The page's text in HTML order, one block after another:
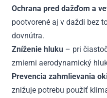
Ochrana pred dažďom a
pootvorené aj v daždi bez
dovnútra.
Zníženie hluku – pri
zmierni aerodynamický
Prevencia zahmlievania
znižuje potrebu použiť